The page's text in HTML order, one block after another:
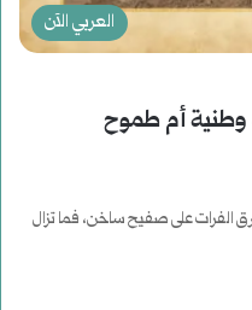
العربي الآن
وطنية أم طموح
الفرات على صفيح ساخن، فما تزال